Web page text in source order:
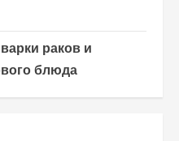
раков и
блюда